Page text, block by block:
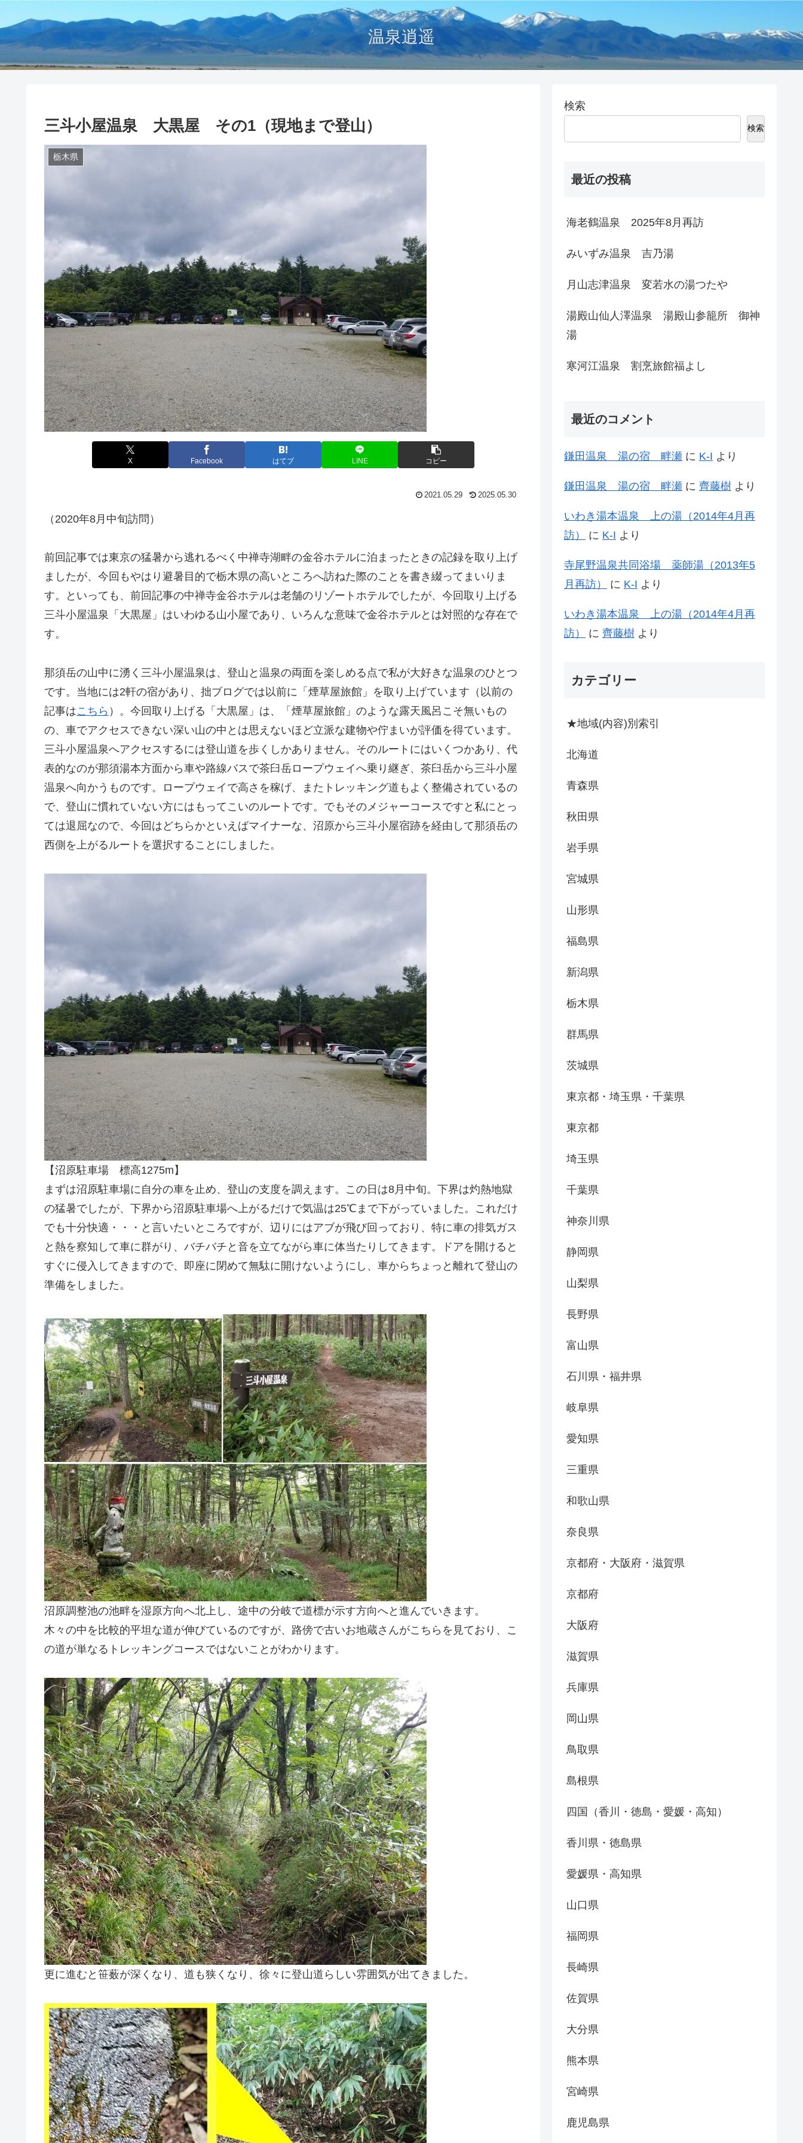
温泉逍遥
三斗小屋温泉 大黒屋 その1（現地まで登山）
栃木県
X Facebook はてブ LINE コピー
2021.05.29 2025.05.30
（2020年8月中旬訪問）
前回記事では東京の猛暑から逃れるべく中禅寺湖畔の金谷ホテルに泊まったときの記録を取り上げ
ましたが、今回もやはり避暑目的で栃木県の高いところへ訪ねた際のことを書き綴ってまいりま
す。といっても、前回記事の中禅寺金谷ホテルは老舗のリゾートホテルでしたが、今回取り上げる
三斗小屋温泉「大黒屋」はいわゆる山小屋であり、いろんな意味で金谷ホテルとは対照的な存在で
す。
那須岳の山中に湧く三斗小屋温泉は、登山と温泉の両面を楽しめる点で私が大好きな温泉のひとつ
です。当地には2軒の宿があり、拙ブログでは以前に「煙草屋旅館」を取り上げています（以前の
記事はこちら ）。今回取り上げる「大黒屋」は、「煙草屋旅館」のような露天風呂こそ無いもの
の、車でアクセスできない深い山の中とは思えないほど立派な建物や佇まいが評価を得ています。
三斗小屋温泉へアクセスするには登山道を歩くしかありません。そのルートにはいくつかあり、代
表的なのが那須湯本方面から車や路線バスで茶臼岳ロープウェイへ乗り継ぎ、茶臼岳から三斗小屋
温泉へ向かうものです。ロープウェイで高さを稼げ、またトレッキング道もよく整備されているの
で、登山に慣れていない方にはもってこいのルートです。でもそのメジャーコースですと私にとっ
ては退屈なので、今回はどちらかといえばマイナーな、沼原から三斗小屋宿跡を経由して那須岳の
西側を上がるルートを選択することにしました。
【沼原駐車場 標高1275m】
まずは沼原駐車場に自分の車を止め、登山の支度を調えます。この日は8月中旬。下界は灼熱地獄
の猛暑でしたが、下界から沼原駐車場へ上がるだけで気温は25℃まで下がっていました。これだけ
でも十分快適・・・と言いたいところですが、辺りにはアブが飛び回っており、特に車の排気ガス
と熱を察知して車に群がり、バチバチと音を立てながら車に体当たりしてきます。ドアを開けると
すぐに侵入してきますので、即座に閉めて無駄に開けないようにし、車からちょっと離れて登山の
準備をしました。
沼原調整池の池畔を湿原方向へ北上し、途中の分岐で道標が示す方向へと進んでいきます。
木々の中を比較的平坦な道が伸びているのですが、路傍で古いお地蔵さんがこちらを見ており、こ
の道が単なるトレッキングコースではないことがわかります。
更に進むと笹薮が深くなり、道も狭くなり、徐々に登山道らしい雰囲気が出てきました。
検索
検索
最近の投稿
海老鶴温泉 2025年8月再訪
みいずみ温泉 吉乃湯
月山志津温泉 変若水の湯つたや
湯殿山仙人澤温泉 湯殿山参籠所 御神
湯
寒河江温泉 割烹旅館福よし
最近のコメント
鎌田温泉 湯の宿 畔瀬 に K-I より
鎌田温泉 湯の宿 畔瀬 に 齊藤樹 より
いわき湯本温泉 上の湯（2014年4月再
訪）
に K-I より
寺尾野温泉共同浴場 薬師湯（2013年5
月再訪）
に K-I より
いわき湯本温泉 上の湯（2014年4月再
訪）
に 齊藤樹 より
カテゴリー
★地域(内容)別索引
北海道
青森県
秋田県
岩手県
宮城県
山形県
福島県
新潟県
栃木県
群馬県
茨城県
東京都・埼玉県・千葉県
東京都
埼玉県
千葉県
神奈川県
静岡県
山梨県
長野県
富山県
石川県・福井県
岐阜県
愛知県
三重県
和歌山県
奈良県
京都府・大阪府・滋賀県
京都府
大阪府
滋賀県
兵庫県
岡山県
鳥取県
島根県
四国（香川・徳島・愛媛・高知）
香川県・徳島県
愛媛県・高知県
山口県
福岡県
長崎県
佐賀県
大分県
熊本県
宮崎県
鹿児島県